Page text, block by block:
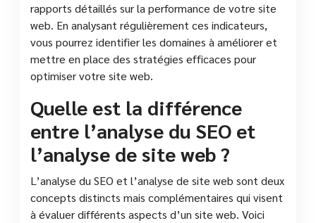
rapports détaillés sur la performance de votre site
web. En analysant régulièrement ces indicateurs,
vous pourrez identifier les domaines à améliorer et
mettre en place des stratégies efficaces pour
optimiser votre site web.
Quelle est la différence
entre l’analyse du SEO et
l’analyse de site web ?
L’analyse du SEO et l’analyse de site web sont deux
concepts distincts mais complémentaires qui visent
à évaluer différents aspects d’un site web. Voici